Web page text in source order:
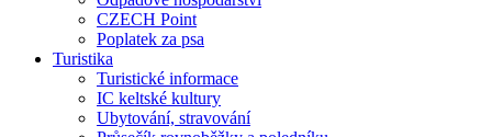
CZECH Point
Poplatek za psa
Turistika
Turistické informace
IC keltské kultury
Ubytování, stravování